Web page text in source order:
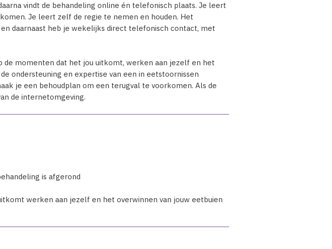
vindt de behandeling online én telefonisch plaats. Je leert
Je leert zelf de regie te nemen en houden. Het
daarnaast heb je wekelijks direct telefonisch contact, met
de momenten dat het jou uitkomt, werken aan jezelf en het
ondersteuning en expertise van een in eetstoornissen
je een behoudplan om een terugval te voorkomen. Als de
de internetomgeving.
is afgerond
werken aan jezelf en het overwinnen van jouw eetbuien